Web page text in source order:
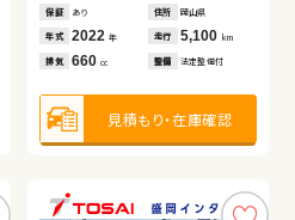
保証 あり 住所 岡山県
年式 2022年 走行 5,100 km
排気 660cc 整備 法定整備付
見積もり・在庫確認
保証 あり 住所 千葉県
年式 2023年 走行 39,500km
排気 1,400 整備 法定整備付
見積もり・在庫確認
保証 なし 住所 群馬県
年式 2016年 走行 85,400km
排気 2,500 整備 なし
見積もり・在庫確認
保証 あり 住所 埼玉県
年式 2025年 走行 9,500 km
排気 2,500 整備 法定整備付
見積もり・在庫確認